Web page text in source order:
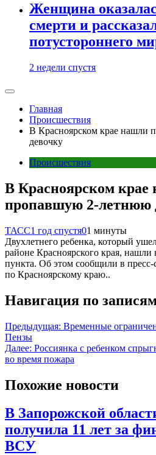
Женщина
смерти и
потустороннего
2 недели спустя
Главная
Происшествия
В Красноярском крае нашли
девочку
Происшествия
В Красноярском крае
пропавшую 2-летнюю
ТАСС1 год спустя01 минуты
Двухлетнего ребенка, который
районе Красноярского края, нашли
пункта. Об этом сообщили в
по Красноярскому краю..
Навигация по
Предыдущая: Временные
Пензы
Далее: Россиянка с ребенком
во время пожара
Похожие новости
В Запорожской
получила 11 лет за
ВСУ